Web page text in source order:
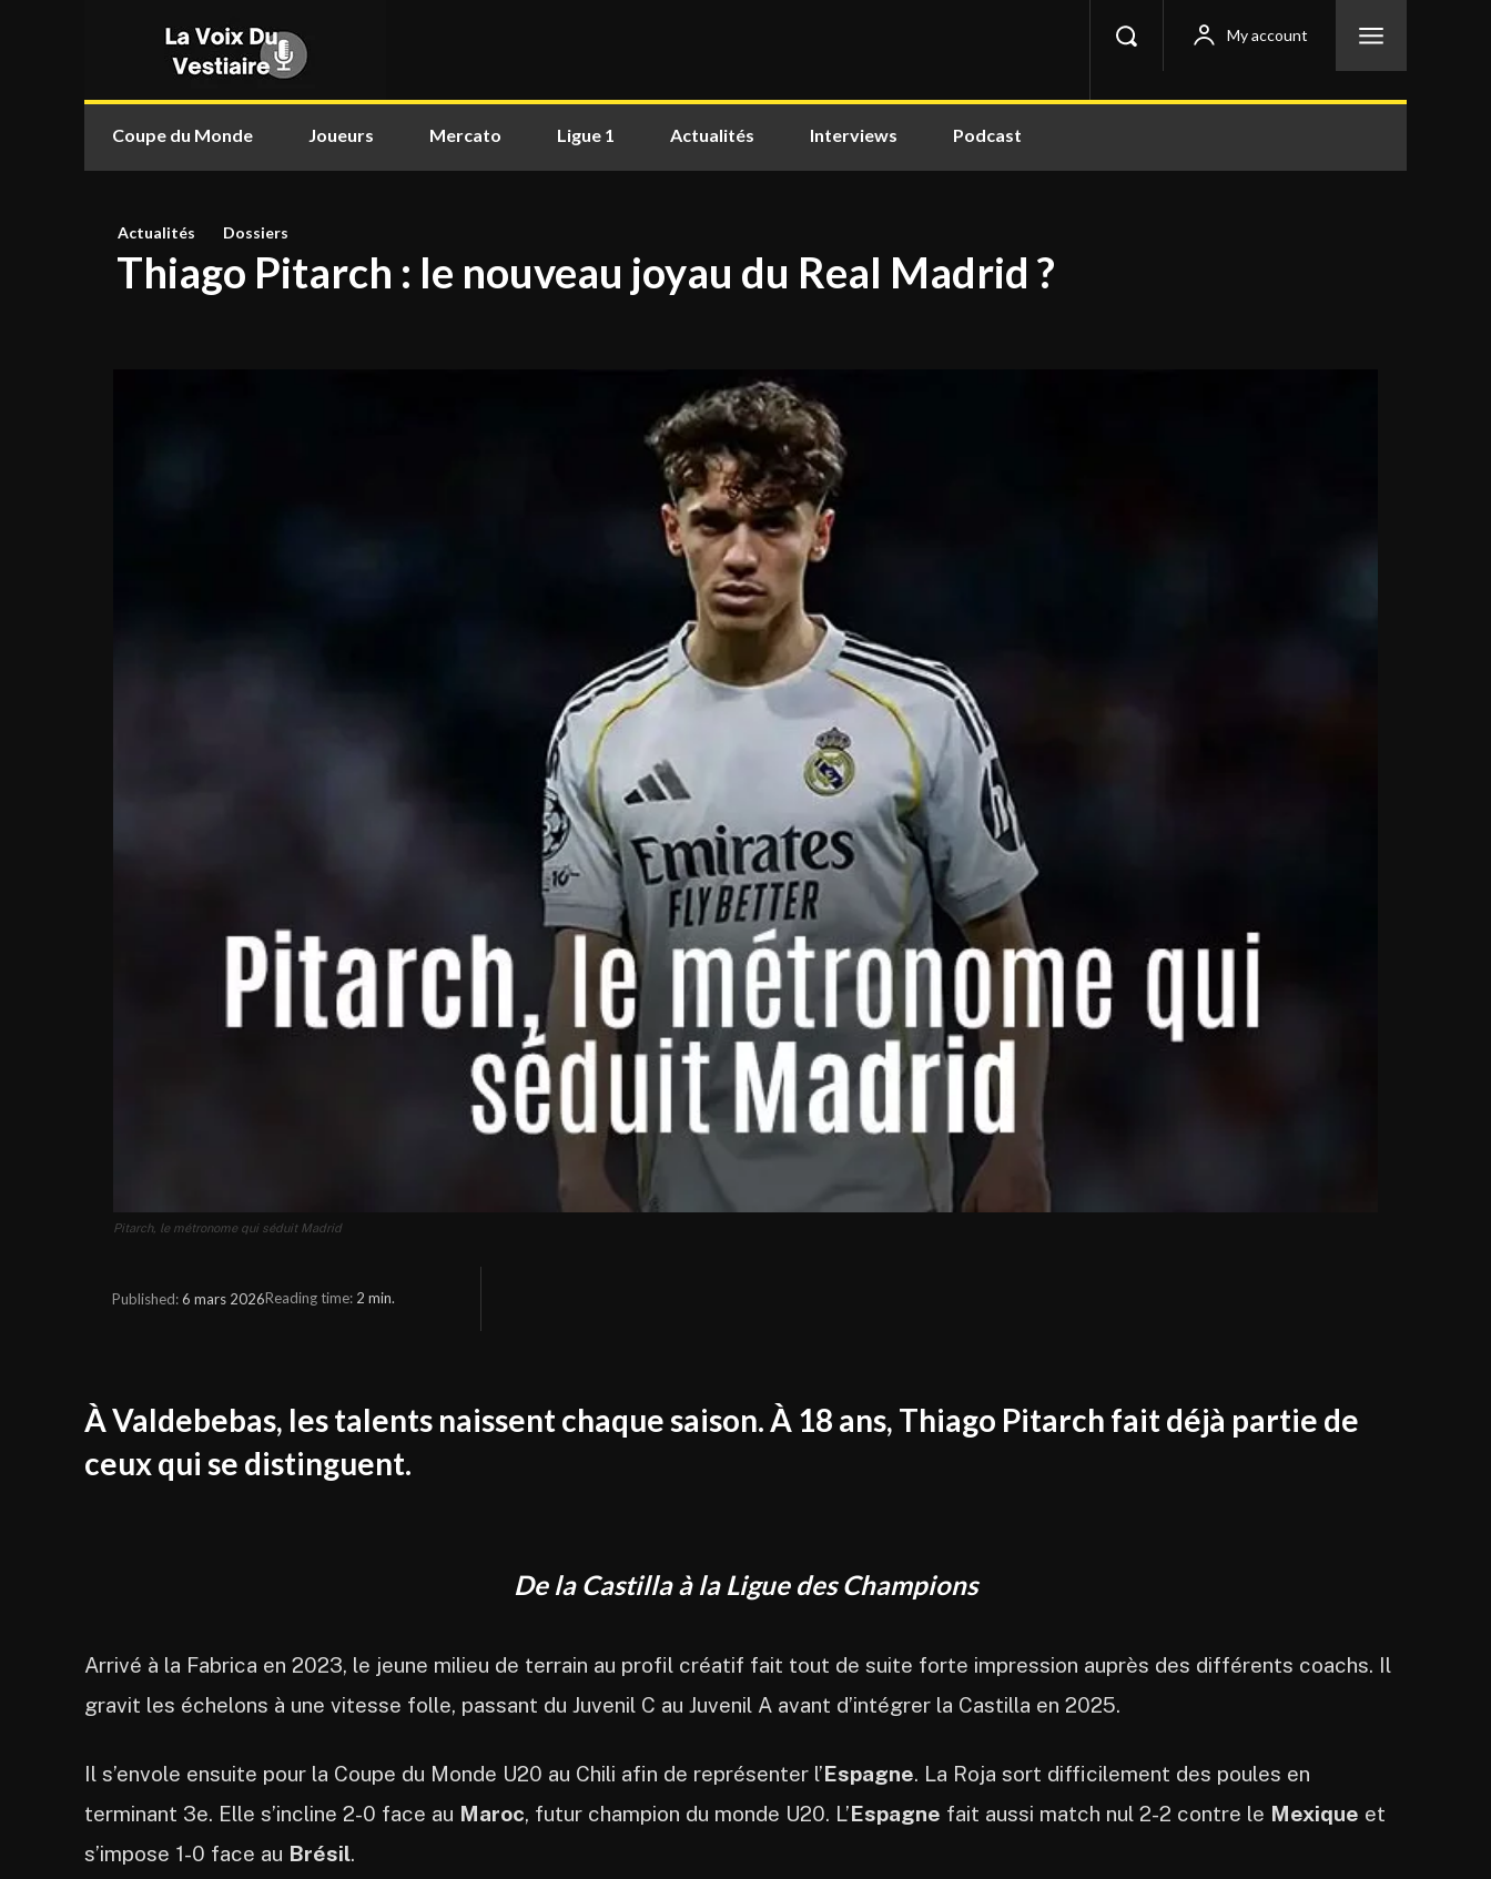
My account
Coupe du Monde Joueurs Mercato Ligue 1 Actualités Interviews Podcast
Actualités Dossiers
Thiago Pitarch : le nouveau joyau du Real Madrid ?
Pitarch, le métronome qui séduit Madrid
Published:6 mars 2026Reading time: 2 min.
À Valdebebas, les talents naissent chaque saison. À 18 ans, Thiago Pitarch fait déjà partie de
ceux qui se distinguent.
De la Castilla à la Ligue des Champions
Arrivé à la Fabrica en 2023, le jeune milieu de terrain au profil créatif fait tout de suite forte impression auprès des différents coachs. Il
gravit les échelons à une vitesse folle, passant du Juvenil C au Juvenil A avant d’intégrer la Castilla en 2025.
Il s’envole ensuite pour la Coupe du Monde U20 au Chili afin de représenter l’Espagne. La Roja sort difficilement des poules en
terminant 3e. Elle s’incline 2-0 face au Maroc, futur champion du monde U20. L’Espagne fait aussi match nul 2-2 contre le Mexique et
s’impose 1-0 face au Brésil.